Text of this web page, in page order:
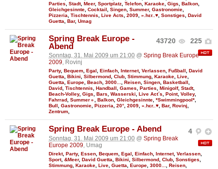
Parties
Stadt, Meer, Sportplatz Telefon Karaoke Gigs Balkon
Gleichgesinnte Cocktail Singen Summer, Gastronomie
Pizzeria
Tischtennis Live Acts 2009 ».hεr..♥ Sonstiges
David
Guetta
Bar, Umag
43720 225
Spring Break Europe -
Abend
Sonntag, 31. Mai 2009 um 21:00 @ Spring Break Europe
2009, Rovinj
Party, Bequem, Egal, Einfach, Internet, Verlassen, Fußball, David
Guetta, Bikini, Silbermond, Club, Stimmung, Karaoke, Live,
Guetta, Europe, Beach, 3000..., Reisen, Singen, Basketball,
David, Tischtennis, Handball, Games, Parties, Minigolf, Stadt,
Beach-Volley, Gigs, Bars, Wasserski, Live Act´s, Point, Volley,
Fahrrad, Summer☼, Balkon, Gleichgesinnte, *Swimmingpool*,
Bull, Gastronomie, Pizzeria, 20°, 2009, ».hεr..♥, Bar, Rovinj,
Zentrum,
4
Spring Break Europe - Abend
Sonntag, 31. Mai 2009 um 21:00 @ Spring Break
Europe 2009 , Umag
Direkt, Party, Essen Bequem Egal Einfach Internet, Verlassen
Sport, &Meer, David Guetta Bikini Silbermond Club Sonstiges
Stimmung Karaoke Live Guetta Europe 3000... Reisen